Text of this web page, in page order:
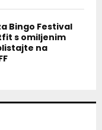
Bingo Festival
s omiljenim
na